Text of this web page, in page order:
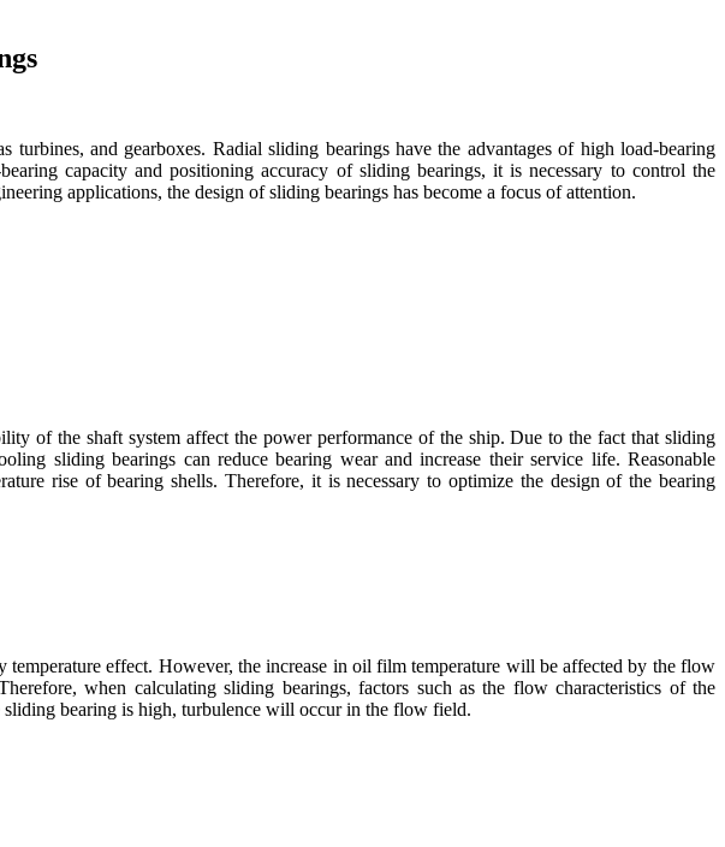
and gearboxes. Radial sliding bearings have the advantages of high load-bearing
capacity and positioning accuracy of sliding bearings, it is necessary to control the
applications, the design of sliding bearings has become a focus of attention.
of the shaft system affect the power performance of the ship. Due to the fact that sliding
sliding bearings can reduce bearing wear and increase their service life. Reasonable
rise of bearing shells. Therefore, it is necessary to optimize the design of the bearing
effect. However, the increase in oil film temperature will be affected by the flow
when calculating sliding bearings, factors such as the flow characteristics of the
bearing is high, turbulence will occur in the flow field.